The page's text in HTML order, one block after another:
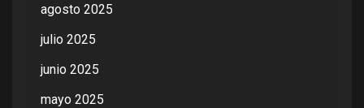
agosto 2025
julio 2025
junio 2025
mayo 2025